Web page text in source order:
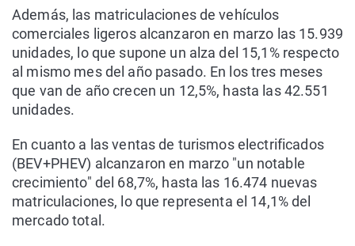
Además, las matriculaciones de vehículos
comerciales ligeros alcanzaron en marzo las 15.939
unidades, lo que supone un alza del 15,1% respecto
al mismo mes del año pasado. En los tres meses
que van de año crecen un 12,5%, hasta las 42.551
unidades.
En cuanto a las ventas de turismos electrificados
(BEV+PHEV) alcanzaron en marzo "un notable
crecimiento" del 68,7%, hasta las 16.474 nuevas
matriculaciones, lo que representa el 14,1% del
mercado total.